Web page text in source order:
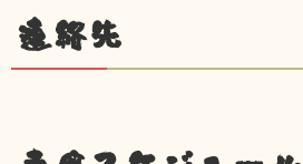
連絡先